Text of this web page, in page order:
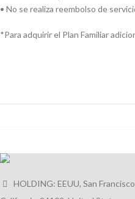
• No se realiza reembolso de
*Para adquirir el Plan Familiar
HOLDING: EEUU, San